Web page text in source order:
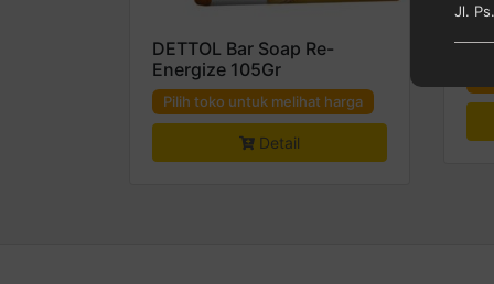
DETTOL Bar Soap Re-
Energize 105Gr
Pilih toko untuk melihat harga
Detail
Jl.